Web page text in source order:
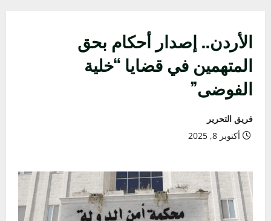
الأردن.. إصدار أحكام بحق
المتهمين في قضايا “خلية
الفوضى”
فريق التحرير
أكتوبر 8, 2025